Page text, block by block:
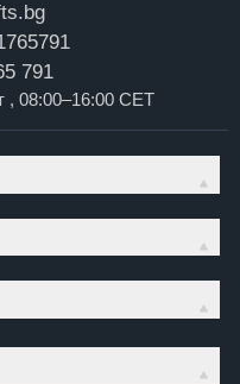
791
08:00–16:00 CET